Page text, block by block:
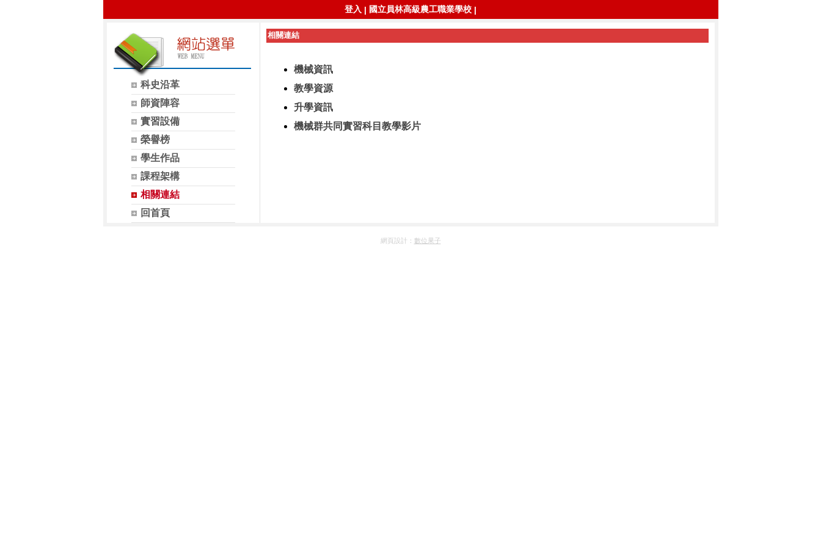
登入 | 國立員林高級農工職業學校 |
科史沿革
師資陣容
實習設備
榮譽榜
學生作品
課程架構
相關連結
回首頁
相關連結
機械資訊
教學資源
升學資訊
機械群共同實習科目教學影片
網頁設計： 數位果子